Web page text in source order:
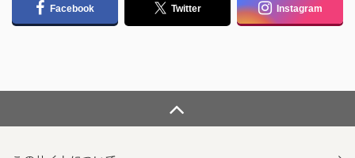
Facebook Twitter Instagram